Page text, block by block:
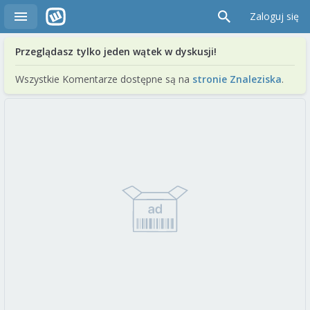
Zaloguj się
Przeglądasz tylko jeden wątek w dyskusji!
Wszystkie Komentarze dostępne są na stronie Znaleziska.